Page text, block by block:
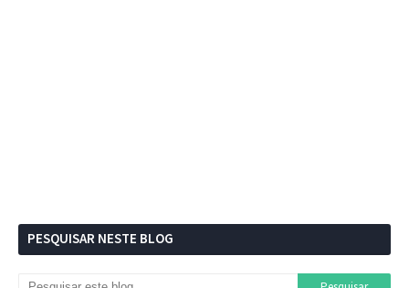
PESQUISAR NESTE BLOG